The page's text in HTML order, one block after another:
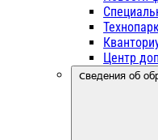
Центр
Сведения об